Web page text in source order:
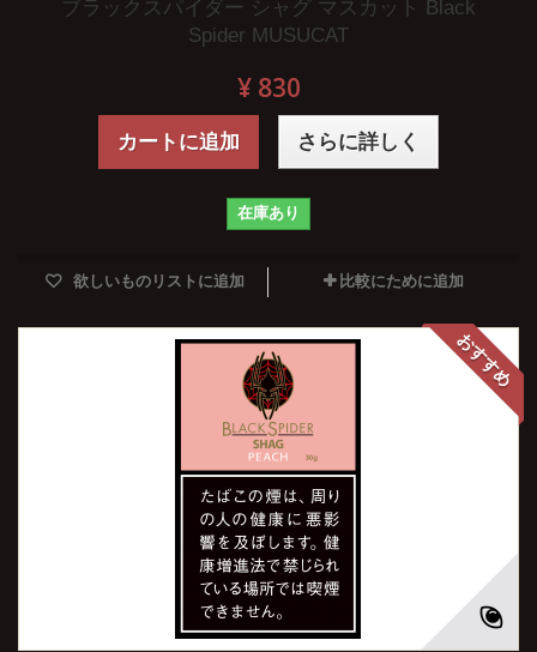
ブラックスパイダー シャグ マスカット Black
Spider MUSUCAT
¥ 830
カートに追加 さらに詳しく
在庫あり
欲しいものリストに追加 比較にために追加
おすすめ